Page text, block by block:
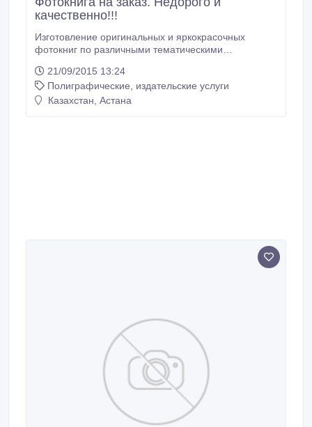
качественно!!!
Изготовление оригинальных и яркокрасочных
фотокниг по различными тематическими
черно-белые старинноархивные, детские, рождения
ребенка, выписка из родильного дома, отдых за
границей и другие...Изпользуем Ваши фотографии,
21/09/2015 13:24
Полиграфические, издательские услуги
Казахстан, Астана